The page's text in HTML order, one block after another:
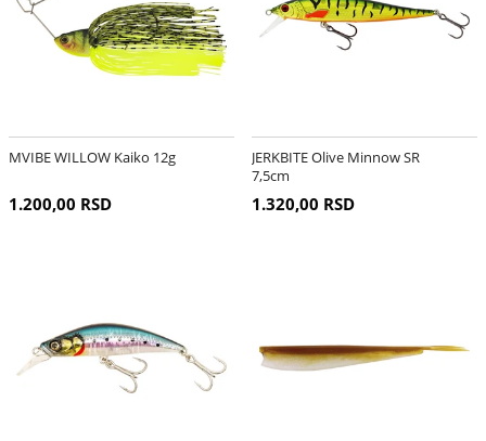
MVIBE WILLOW Kaiko 12g
1.200,00 RSD
JERKBITE Olive Minnow SR
7,5cm
1.320,00 RSD